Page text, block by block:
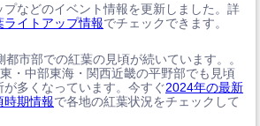
などのイベント情報を更新しました。詳
イトアップ情報でチェックできます。
市部での紅葉の見頃が続いています。。
・中部東海・関西近畿の平野部でも見頃
多くなっています。今すぐ2024年の最新
時期情報で各地の紅葉状況をチェックして